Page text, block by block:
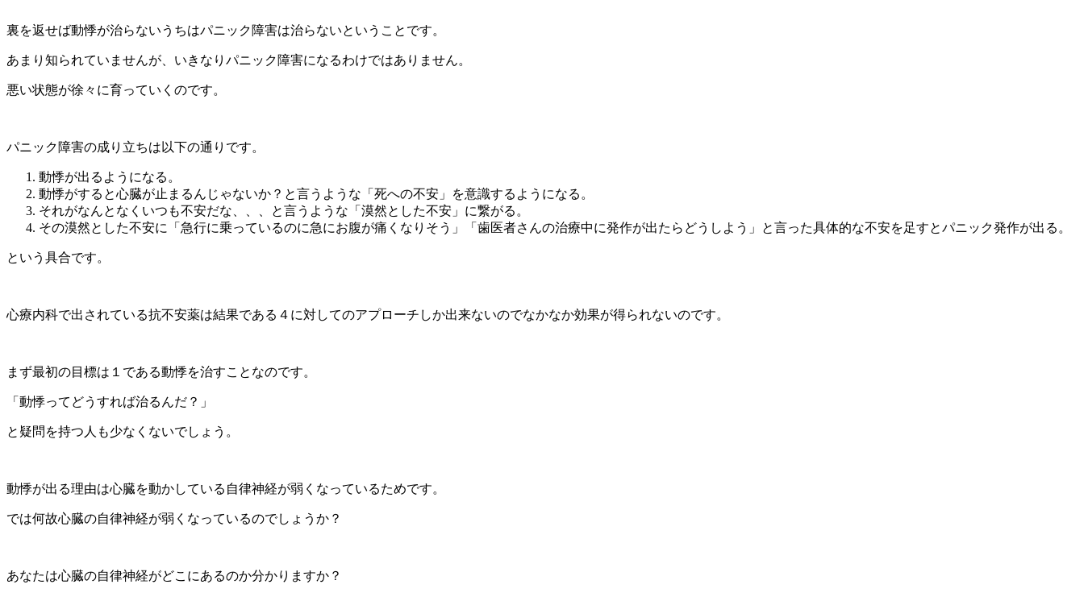
裏を返せば動悸が治らないうちはパニック障害は治らないということです。
あまり知られていませんが、いきなりパニック障害になるわけではありません。
悪い状態が徐々に育っていくのです。
パニック障害の成り立ちは以下の通りです。
動悸が出るようになる。
動悸がすると心臓が止まるんじゃないか？と言うような「死への不安」を意識するようになる。
それがなんとなくいつも不安だな、、、と言うような「漠然とした不安」に繋がる。
その漠然とした不安に「急行に乗っているのに急にお腹が痛くなりそう」「歯医者さんの治療中に発作が出たらどうしよう」と言った具体的な不安を足すとパニック発作が出る。
という具合です。
心療内科で出されている抗不安薬は結果である４に対してのアプローチしか出来ないのでなかなか効果が得られないのです。
まず最初の目標は１である動悸を治すことなのです。
「動悸ってどうすれば治るんだ？」
と疑問を持つ人も少なくないでしょう。
動悸が出る理由は心臓を動かしている自律神経が弱くなっているためです。
では何故心臓の自律神経が弱くなっているのでしょうか？
あなたは心臓の自律神経がどこにあるのか分かりますか？